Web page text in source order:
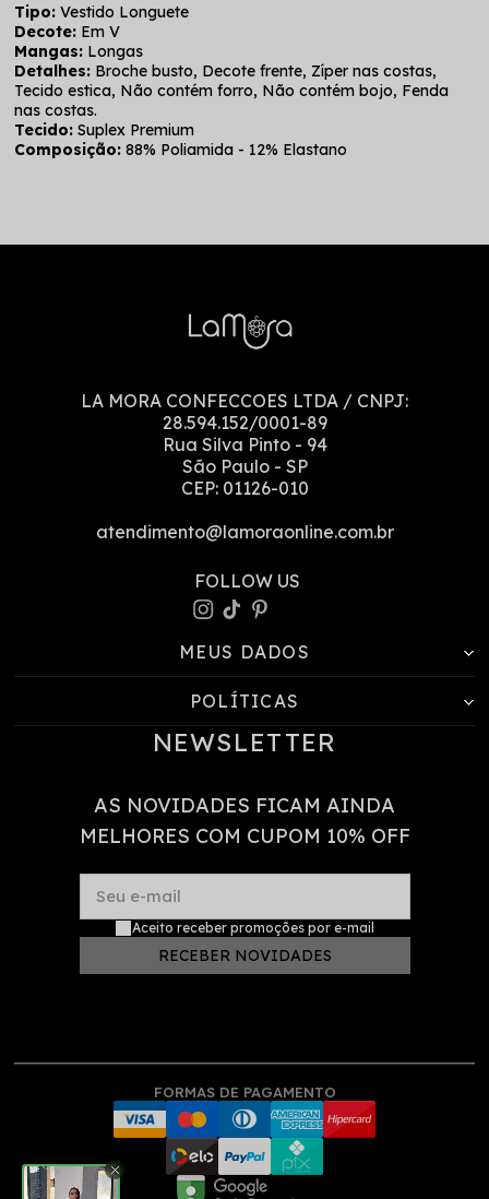
Tipo: Vestido Longuete
Decote: Em V
Mangas: Longas
Detalhes: Broche busto, Decote frente, Zíper nas costas,
Tecido estica, Não contém forro, Não contém bojo, Fenda
nas costas.
Tecido: Suplex Premium
Composição: 88% Poliamida - 12% Elastano
LA MORA CONFECCOES LTDA / CNPJ:
28.594.152/0001-89
Rua Silva Pinto - 94
São Paulo - SP
CEP: 01126-010
atendimento@lamoraonline.com.br
MEUS DADOS
POLÍTICAS
NEWSLETTER
AS NOVIDADES FICAM AINDA
MELHORES COM CUPOM 10% OFF
Seu e-mail
RECEBER NOVIDADES
Aceito receber promoções por e-mail
FORMAS DE PAGAMENTO